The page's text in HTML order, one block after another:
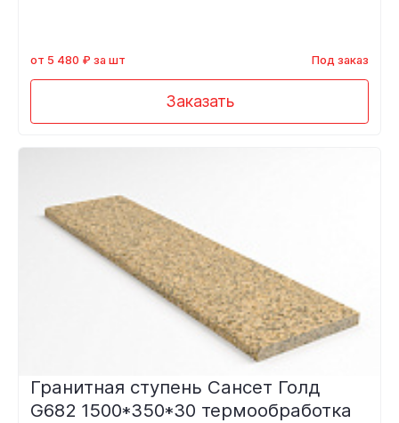
от 5 480 ₽ за шт Под заказ
Заказать
Гранитная ступень Сансет Голд
G682 1500*350*30 термообработка